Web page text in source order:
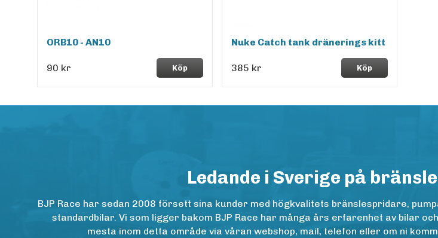
ORB10 - AN10
90 kr Köp
Nuke Catch tank dränerings kitt
385 kr Köp
Ledande i Sverige på
BJP Race har sedan 2008 försett sina kunder med högkvalitets bränslespridare,
standardbilar. Vi som ligger bakom BJP Race har många års erfarenhet av bilar
mesta inom detta område via våran webshop, mail, telefon eller om ni